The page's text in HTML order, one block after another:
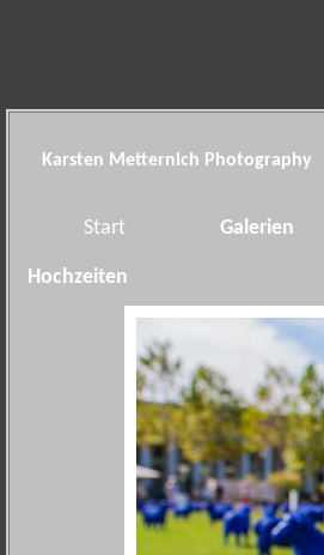
Karsten Metternich Photography
Start Galerien
Hochzeiten